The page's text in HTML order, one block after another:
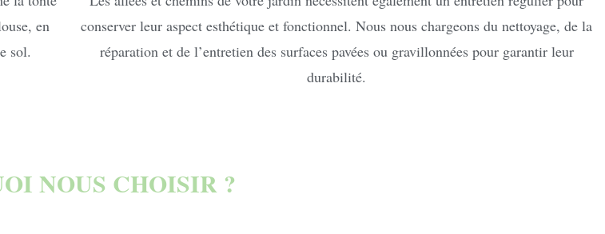
en
sol.
conserver leur aspect esthétique et fonctionnel. Nous nous chargeons du nettoyage, de la
réparation et de l’entretien des surfaces pavées ou gravillonnées pour garantir leur
durabilité.
NOUS CHOISIR ?